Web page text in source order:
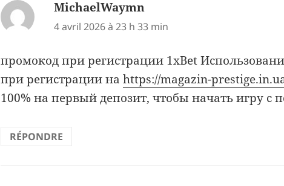
MichaelWaymn
4 avril 2026 à 23 h 33 min
промокод при регистрации 1xBet
при регистрации наhttps://magazin-
100% на первый депозит, чтобы начать игру с
RÉPONDRE